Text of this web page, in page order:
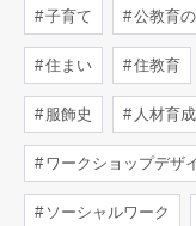
子育て 公教育
住まい 住教育
服飾史 人材育成
ワークショップデザ
ソーシャルワーク